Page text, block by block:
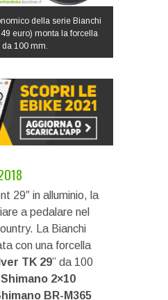
della serie Bianchi
euro) monta la forcella
100 mm.
29″ in alluminio, la
a pedalare nel
La Bianchi
con una forcella
TK 29” da 100
Shimano 2×10
BR-M365